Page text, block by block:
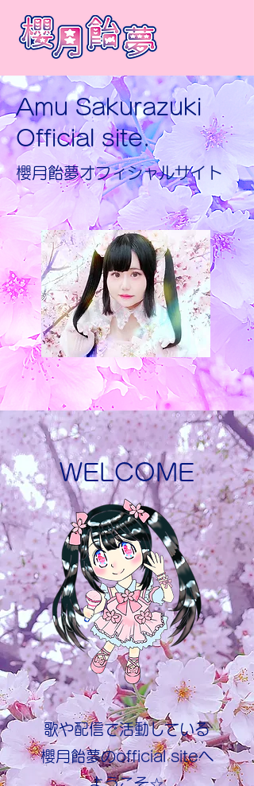
Amu Sakurazuki
Official site.
​櫻月飴夢オフィシャルサイト
WELCOME
歌や配信で活動している
櫻月飴夢のofficial siteへ